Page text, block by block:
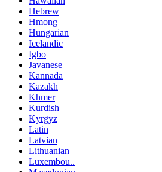
Hebrew
Hmong
Hungarian
Icelandic
Igbo
Javanese
Kannada
Kazakh
Khmer
Kurdish
Kyrgyz
Latin
Latvian
Lithuanian
Luxembou..